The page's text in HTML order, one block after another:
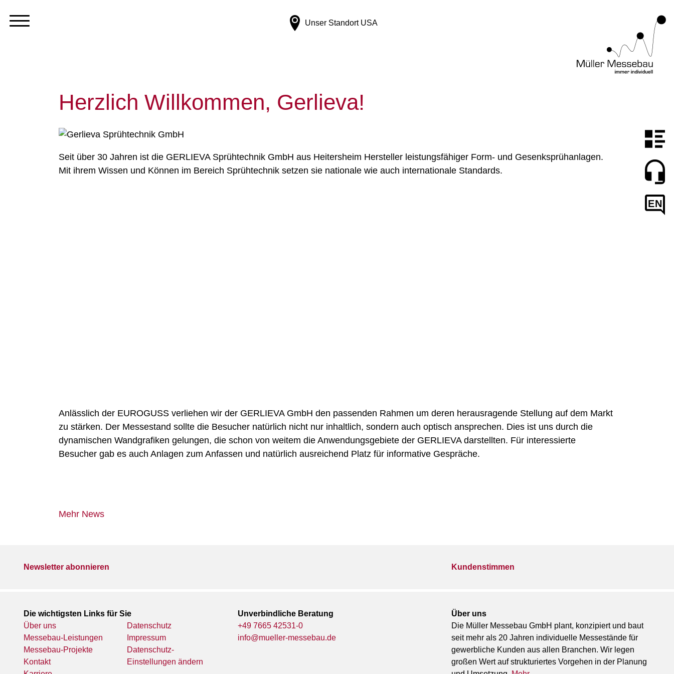
Unser Standort USA
EN
Herzlich Willkommen, Gerlieva!
Seit über 30 Jahren ist die GERLIEVA Sprühtechnik GmbH aus Heitersheim Hersteller leistungsfähiger Form- und Gesenksprühanlagen.
Mit ihrem Wissen und Können im Bereich Sprühtechnik setzen sie nationale wie auch internationale Standards.
Anlässlich der EUROGUSS verliehen wir der GERLIEVA GmbH den passenden Rahmen um deren herausragende Stellung auf dem Markt
zu stärken. Der Messestand sollte die Besucher natürlich nicht nur inhaltlich, sondern auch optisch ansprechen. Dies ist uns durch die
dynamischen Wandgrafiken gelungen, die schon von weitem die Anwendungsgebiete der GERLIEVA darstellten. Für interessierte
Besucher gab es auch Anlagen zum Anfassen und natürlich ausreichend Platz für informative Gespräche.
Mehr News
Newsletter abonnieren Kundenstimmen
Die wichtigsten Links für Sie
Über uns
Messebau-Leistungen
Messebau-Projekte
Kontakt
Datenschutz
Impressum
Datenschutz-
Einstellungen ändern
Unverbindliche Beratung
+49 7665 42531-0
info@mueller-messebau.de
Über uns
Die Müller Messebau GmbH plant, konzipiert und baut
seit mehr als 20 Jahren individuelle Messestände für
gewerbliche Kunden aus allen Branchen. Wir legen
großen Wert auf strukturiertes Vorgehen in der Planung